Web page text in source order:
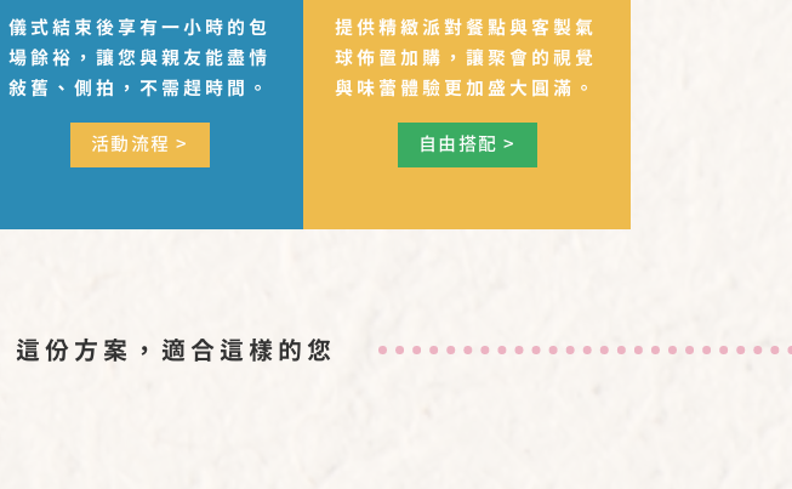
儀式結束後享有一小時的包
場餘裕，讓您與親友能盡情
敘舊、側拍，不需趕時間。
活動流程 >
提供精緻派對餐點與客製氣
球佈置加購，讓聚會的視覺
與味蕾體驗更加盛大圓滿。
自由搭配 >
這份方案，適合這樣的您